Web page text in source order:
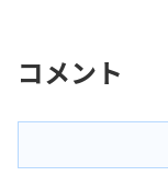
コメント